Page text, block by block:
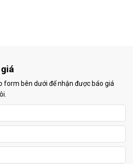
form bên dưới để nhận được báo giá